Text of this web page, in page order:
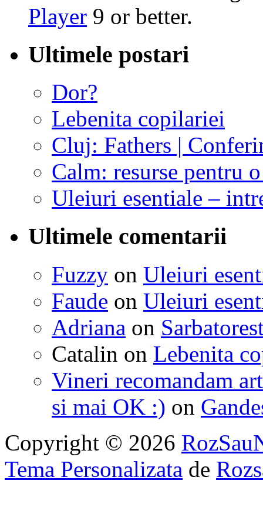
Player 9 or better.
Ultimele postari
Dor?
Lebenita copilariei
Cluj: Fathers |
Calm: resurse pentru
Uleiuri esentiale –
Ultimele comentarii
Fuzzy on Uleiuri
Faude on Uleiuri
Adriana on
Catalin on Lebenita
Vineri recomandam
si mai OK :) on
Copyright © 2026
Tema Personalizata de